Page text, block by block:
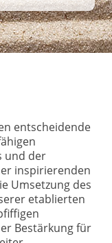
entscheidende
und der
inspirierenden
Umsetzung des
etablierten
Bestärkung für